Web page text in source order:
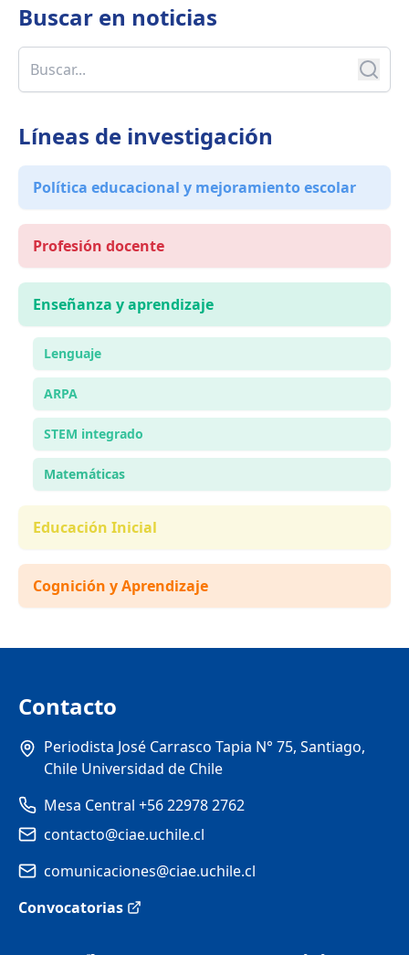
Buscar en noticias
Líneas de investigación
Política educacional y mejoramiento escolar
Profesión docente
Enseñanza y aprendizaje
Lenguaje
ARPA
STEM integrado
Matemáticas
Educación Inicial
Cognición y Aprendizaje
Contacto
Periodista José Carrasco Tapia N° 75, Santiago,
Chile Universidad de Chile
Mesa Central +56 22978 2762
contacto@ciae.uchile.cl
comunicaciones@ciae.uchile.cl
Convocatorias